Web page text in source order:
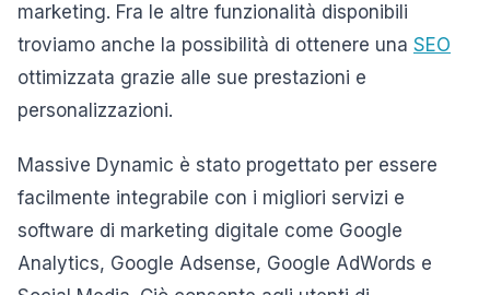
marketing. Fra le altre funzionalità disponibili
troviamo anche la possibilità di ottenere una SEO
ottimizzata grazie alle sue prestazioni e
personalizzazioni.
Massive Dynamic è stato progettato per essere
facilmente integrabile con i migliori servizi e
software di marketing digitale come Google
Analytics, Google Adsense, Google AdWords e